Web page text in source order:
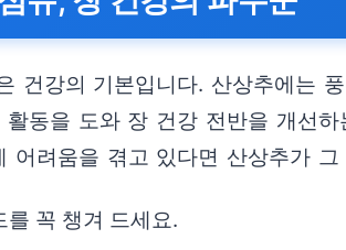
건강의 기본입니다. 산상추에는
동을 도와 장 건강 전반을 개선
어려움을 겪고 있다면 산상추가
를 꼭 챙겨 드세요.